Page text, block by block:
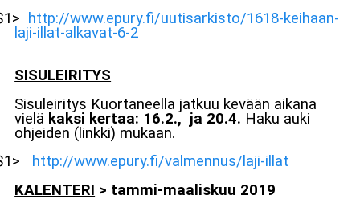
http://www.epury.fi/uutisarkisto/1618-keihaan-
laji-illat-alkavat-6-2
SISULEIRITYS
Sisuleiritys Kuortaneella jatkuu kevään aikana
vielä kaksi kertaa: 16.2., ja 20.4. Haku auki
ohjeiden (linkki) mukaan.
http://www.epury.fi/valmennus/laji-illat
KALENTERI > tammi-maaliskuu 2019